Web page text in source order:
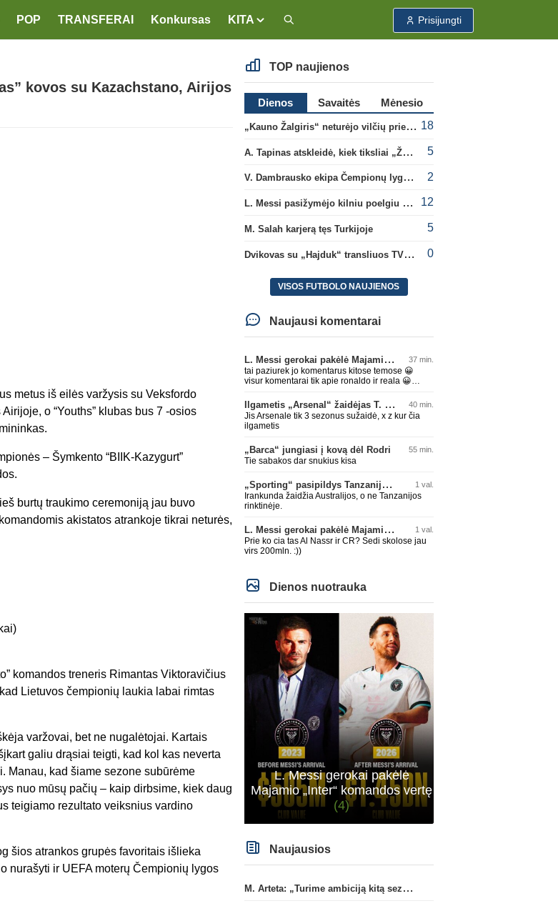
POP TRANSFERAI Konkursas KITA Prisijungti
kovos su Kazachstano, Airijos
metus iš eilės varžysis su Veksfordo
o “Youths” klubas bus 7 -osios
– Šymkento “BIIK-Kazygurt”
burtų traukimo ceremoniją jau buvo
akistatos atrankoje tikrai neturės,
komandos treneris Rimantas Viktoravičius
Lietuvos čempionių laukia labai rimtas
varžovai, bet ne nugalėtojai. Kartais
galiu drąsiai teigti, kad kol kas neverta
Manau, kad šiame sezone subūrėme
nuo mūsų pačių – kaip dirbsime, kiek daug
teigiamo rezultato veiksnius vardino
šios atrankos grupės favoritais išlieka
nurašyti ir UEFA moterų Čempionių lygos
TOP naujienos
Dienos Savaitės
Mėnesio
„Kauno Žalgiris“ neturėjo vilčių prieš „Dinamo“ 18
A. Tapinas atskleidė, kiek tiksliai „Žalgiris“ jau uždirbo iš UEFA premijų 5
V. Dambrausko ekipa Čempionų lygos atrankoje patyrė skaudžią nesėkmę 2
L. Messi pasižymėjo kilniu poelgiu dėl kilusių gaisrų Madride 12
M. Salah karjerą tęs Turkijoje 5
Dvikovas su „Hajduk“ transliuos TV3, paskutinėje transliacijoje – nauji rekordai 0
VISOS FUTBOLO NAUJIENOS
Naujausi komentarai
L. Messi gerokai pakėlė Majamio „Inter“ komandos vertę 37 min.
tai paziurek jo komentarus kitose temose 😀
visur komentarai tik apie ronaldo ir reala 😀
kazka
Ilgametis „Arsenal“ žaidėjas T. Tomiyasu papildys „Crystal Palace“ ekipą 40 min.
Jis Arsenale tik 3 sezonus sužaidė, x z kur čia
ilgametis
„Barca“ jungiasi į kovą dėl Rodri 55 min.
Tie sabakos dar snukius kisa
„Sporting“ pasipildys Tanzanijos rinktinės krašto saugu 1 val.
Irankunda žaidžia Australijos, o ne Tanzanijos
rinktinėje.
L. Messi gerokai pakėlė Majamio „Inter“ komandos vertę 1 val.
Prie ko cia tas Al Nassr ir CR? Sedi skolose jau
virs 200mln. :))
Dienos nuotrauka
L. Messi gerokai pakėlė
Majamio „Inter“ komandos vertę
(4)
Naujausios
M. Arteta: „Turime ambiciją kitą sezoną kovoti dėl visų titulų“